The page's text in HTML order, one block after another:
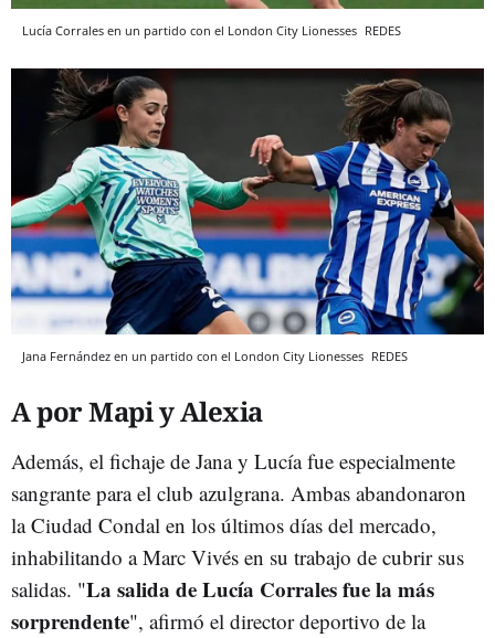
Lucía Corrales en un partido con el London City Lionesses REDES
Jana Fernández en un partido con el London City Lionesses REDES
A por Mapi y Alexia
Además, el fichaje de Jana y Lucía fue especialmente
sangrante para el club azulgrana. Ambas abandonaron
la Ciudad Condal en los últimos días del mercado,
inhabilitando a Marc Vivés en su trabajo de cubrir sus
salidas. "La salida de Lucía Corrales fue la más
sorprendente", afirmó el director deportivo de la